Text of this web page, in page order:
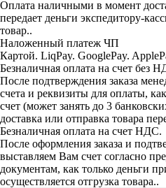
Оплата наличными в момент
передает деньги экспедитору-
товар..
Наложенный платеж ЧП
Картой. LiqPay. GooglePay.
Безналичная оплата на счет без
После подтверждения заказа
счета и реквизиты для оплаты,
счет (может занять до 3
доставка или отправка товара
Безналичная оплата на счет НДС.
После оформления заказа и
выставляем Вам счет согласно
документам, как только деньги
осуществляется отгрузка товара..